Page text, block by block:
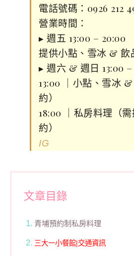
電話號碼：0926 212
營業時間：
▸ 週五 13:00 – 20:00
提供小點、雪冰 & 飲
▸ 週六 & 週日 13:00
13:00 ｜小點、雪冰
約）
18:00 ｜私房料理（
約）
IG
文章目錄
青埔預約制私房料理
三大一小餐館|交通資訊